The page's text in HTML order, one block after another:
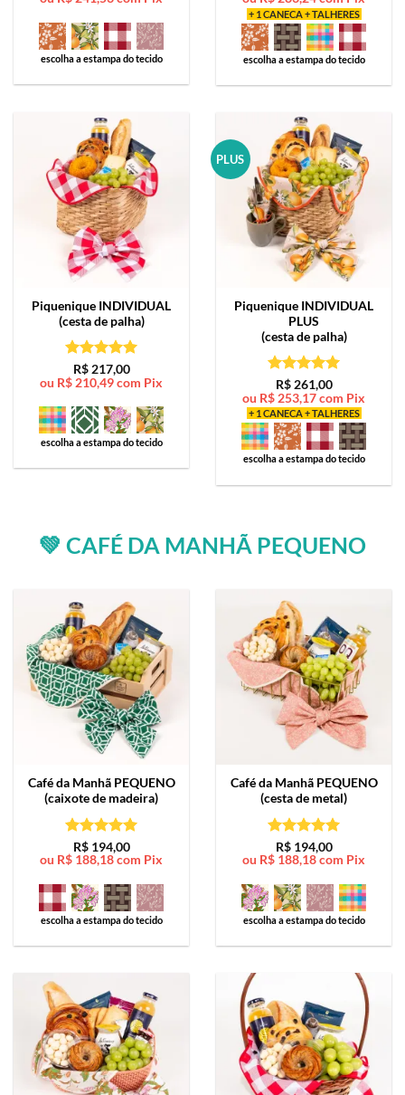
escolha a estampa do tecido
+ 1 CANECA + TALHERES
escolha a estampa do tecido
Piquenique INDIVIDUAL
(cesta de palha)
Avaliação5
de 5
R$217,00
ou R$ 210,49com Pix
escolha a estampa do tecido
PLUS
Piquenique INDIVIDUAL
PLUS
(cesta de palha)
Avaliação5
de 5
R$261,00
ou R$ 253,17com Pix
+ 1 CANECA + TALHERES
escolha a estampa do tecido
💚 CAFÉ DA MANHÃ PEQUENO
Café da Manhã PEQUENO
(caixote de madeira)
Avaliação5
de 5
R$194,00
ou R$ 188,18com Pix
escolha a estampa do tecido
Café da Manhã PEQUENO
(cesta de metal)
Avaliação5
de 5
R$194,00
ou R$ 188,18com Pix
escolha a estampa do tecido